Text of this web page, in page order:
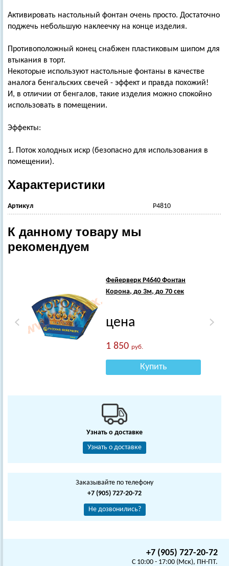
Активировать настольный фонтан очень просто. Достаточно
поджечь небольшую наклеечку на конце изделия.
Противоположный конец снабжен пластиковым шипом для
втыкания в торт.
Некоторые используют настольные фонтаны в качестве
аналога бенгальских свечей - эффект и правда похожий!
И, в отличии от бенгалов, такие изделия можно спокойно
использовать в помещении.
Эффекты:
1. Поток холодных искр (безопасно для использования в
помещении).
Характеристики
Артикул Р4810
К данному товару мы
рекомендуем
Фейерверк Р4640 Фонтан
Корона, до 3м, до 70 сек
цена
1 850руб.
Купить
Узнать о доставке
Узнать о доставке
Заказывайте по телефону
+7 (905) 727-20-72
Не дозвонились?
+7 (905) 727-20-72
C 10:00 - 17:00 (Мск), ПН-ПТ.